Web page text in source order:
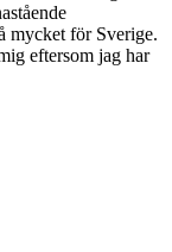
mycket för Sverige.
eftersom jag har